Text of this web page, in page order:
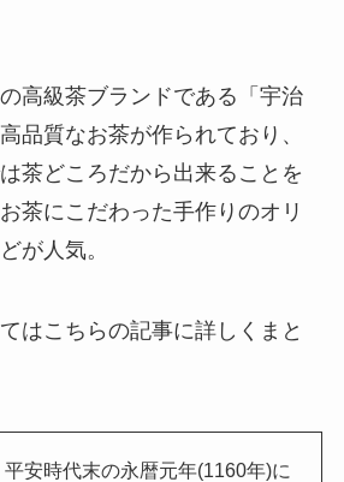
高級茶ブランドである「宇治
品質なお茶が作られており、
茶どころだから出来ることを
茶にこだわった手作りのオリ
が人気。
はこちらの記事に詳しくまと
平安時代末の永暦元年(1160年)に